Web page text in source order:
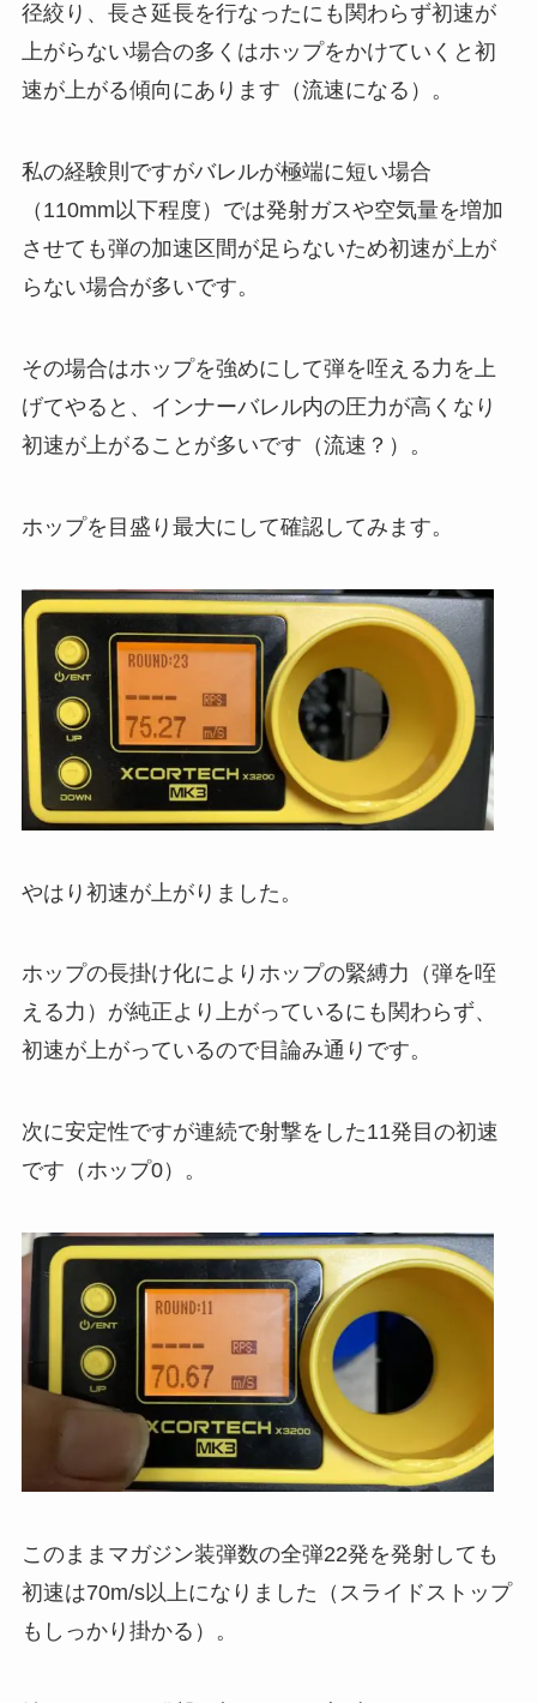
径絞り、長さ延長を行なったにも関わらず初速が
上がらない場合の多くはホップをかけていくと初
速が上がる傾向にあります（流速になる）。
私の経験則ですがバレルが極端に短い場合
（110mm以下程度）では発射ガスや空気量を増加
させても弾の加速区間が足らないため初速が上が
らない場合が多いです。
その場合はホップを強めにして弾を咥える力を上
げてやると、インナーバレル内の圧力が高くなり
初速が上がることが多いです（流速？）。
ホップを目盛り最大にして確認してみます。
やはり初速が上がりました。
ホップの長掛け化によりホップの緊縛力（弾を咥
える力）が純正より上がっているにも関わらず、
初速が上がっているので目論み通りです。
次に安定性ですが連続で射撃をした11発目の初速
です（ホップ0）。
このままマガジン装弾数の全弾22発を発射しても
初速は70m/s以上になりました（スライドストップ
もしっかり掛かる）。